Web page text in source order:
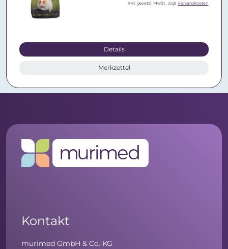
inkl. gesetzl. MwSt., zzgl.Versandkosten
Details
Merkzettel
Kontakt
murimed GmbH & Co. KG